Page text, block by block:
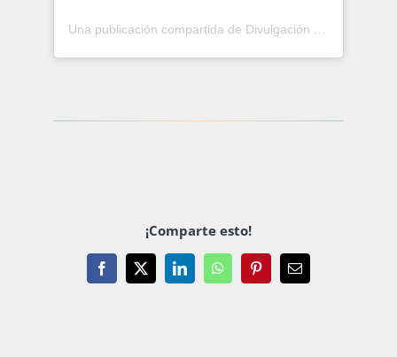
Una publicación compartida de Divulgación de la Ciencia (@dgdcunam)
¡Comparte esto!
Facebook
X LinkedInWhatsAppPinterestEmail